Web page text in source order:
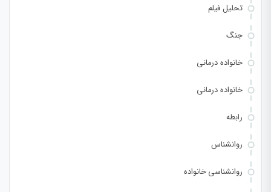
تحلیل فیلم
جنگ
خانواده درمانی
خانواده درمانی
رابطه
روانشناس
روانشناسی خانواده